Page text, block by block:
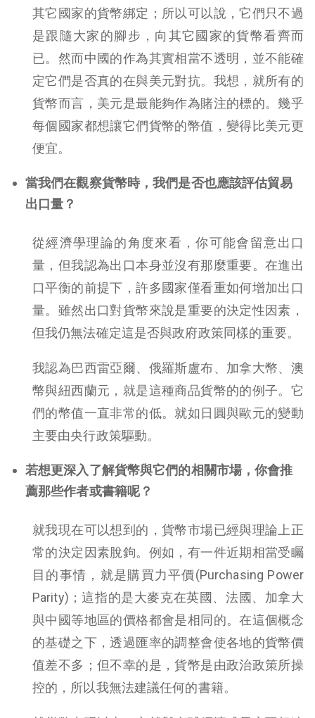
其它國家的貨幣綁定；所以可以說，它們只不過
是跟隨大家的腳步，向其它國家的貨幣看齊而
已。然而中國的作為其實相當不透明，並不能確
定它們是否真的在與美元對抗。我想，就所有的
貨幣而言，美元是最能夠作為賭注的標的。幾乎
每個國家都想讓它們貨幣的幣值，變得比美元更
便宜。
當我們在觀察貨幣時，我們是否也應該評估貿易
出口量？
從經濟學理論的角度來看，你可能會留意出口
量，但我認為出口本身並沒有那麼重要。在進出
口平衡的前提下，許多國家僅看重如何增加出口
量。雖然出口對貨幣來說是重要的決定性因素，
但我仍無法確定這是否與政府政策同樣的重要。
我認為巴西雷亞爾、俄羅斯盧布、加拿大幣、澳
幣與紐西蘭元，就是這種商品貨幣的的例子。它
們的幣值一直非常的低。就如日圓與歐元的變動
主要由央行政策驅動。
若想更深入了解貨幣與它們的相關市場，你會推
薦那些作者或書籍呢？
就我現在可以想到的，貨幣市場已經與理論上正
常的決定因素脫鉤。例如，有一件近期相當受矚
目的事情，就是購買力平價(Purchasing Power
Parity)；這指的是大麥克在英國、法國、加拿大
與中國等地區的價格都會是相同的。在這個概念
的基礎之下，透過匯率的調整會使各地的貨幣價
值差不多；但不幸的是，貨幣是由政治政策所操
控的，所以我無法建議任何的書籍。